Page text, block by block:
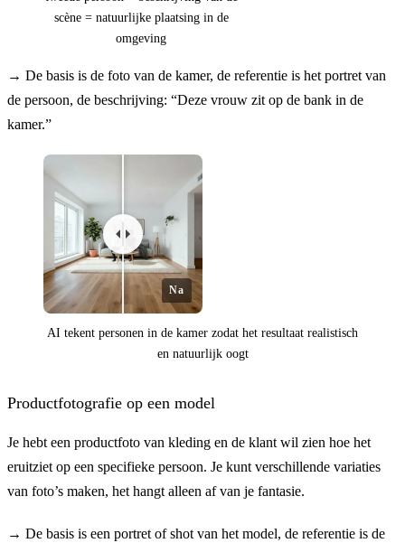
scène = natuurlijke plaatsing in de
omgeving
→ De basis is de foto van de kamer, de referentie is het portret van
de persoon, de beschrijving: “Deze vrouw zit op de bank in de
kamer.”
Voor
Na
AI tekent personen in de kamer zodat het resultaat realistisch
en natuurlijk oogt
Productfotografie op een model
Je hebt een productfoto van kleding en de klant wil zien hoe het
eruitziet op een specifieke persoon. Je kunt verschillende variaties
van foto’s maken, het hangt alleen af van je fantasie.
→ De basis is een portret of shot van het model, de referentie is de